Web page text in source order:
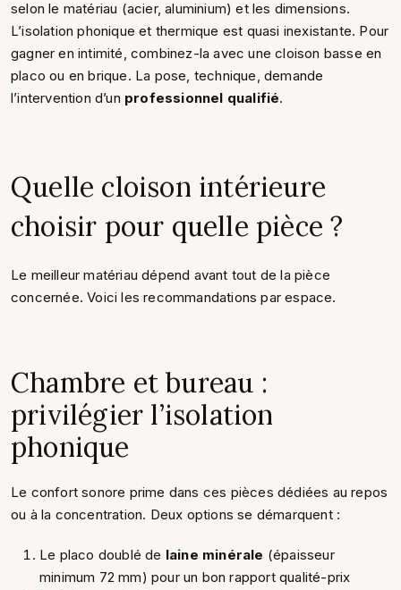
selon le matériau (acier, aluminium) et les dimensions.
L’isolation phonique et thermique est quasi inexistante. Pour
gagner en intimité, combinez-la avec une cloison basse en
placo ou en brique. La pose, technique, demande
l’intervention d’un professionnel qualifié.
Quelle cloison intérieure
choisir pour quelle pièce ?
Le meilleur matériau dépend avant tout de la pièce
concernée. Voici les recommandations par espace.
Chambre et bureau :
privilégier l’isolation
phonique
Le confort sonore prime dans ces pièces dédiées au repos
ou à la concentration. Deux options se démarquent :
Le placo doublé de laine minérale (épaisseur
minimum 72 mm) pour un bon rapport qualité-prix